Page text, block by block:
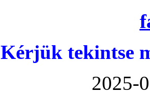
Kérjük tekintse
2025-